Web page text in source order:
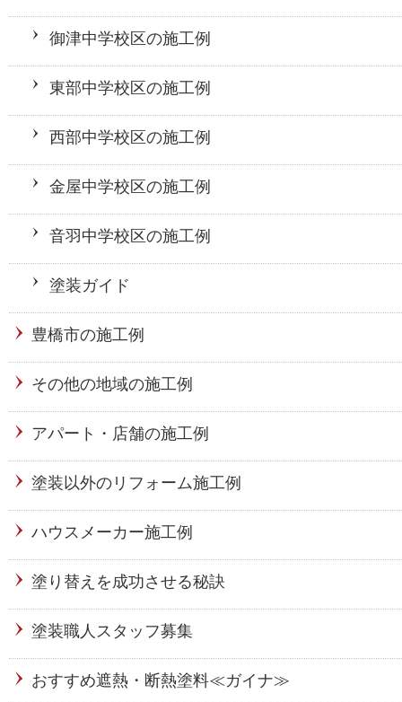
御津中学校区の施工例
東部中学校区の施工例
西部中学校区の施工例
金屋中学校区の施工例
音羽中学校区の施工例
塗装ガイド
豊橋市の施工例
その他の地域の施工例
アパート・店舗の施工例
塗装以外のリフォーム施工例
ハウスメーカー施工例
塗り替えを成功させる秘訣
塗装職人スタッフ募集
おすすめ遮熱・断熱塗料≪ガイナ≫